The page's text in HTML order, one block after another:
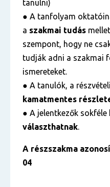
tanulni)
● A tanfolyam
a szakmai tudás
szempont, hogy ne
tudják adni a szakmai
ismereteket.
● A tanulók, a
kamatmentes
● A jelentkezők sokféle
választhatnak.
A részszakma
04